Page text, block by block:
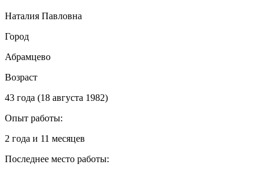
Наталия Павловна
Город
Абрамцево
Возраст
43 года (18 августа 1982)
Опыт работы:
2 года и 11 месяцев
Последнее место работы: